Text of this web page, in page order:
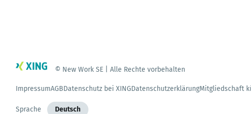
© New Work SE | Alle Rechte vorbehalten
ImpressumAGBDatenschutz bei XINGDatenschutzerklärungMitgliedschaft
Sprache Deutsch